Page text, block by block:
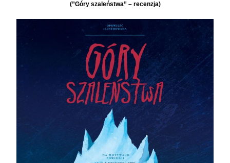
(”Góry szaleństwa” – recenzja)